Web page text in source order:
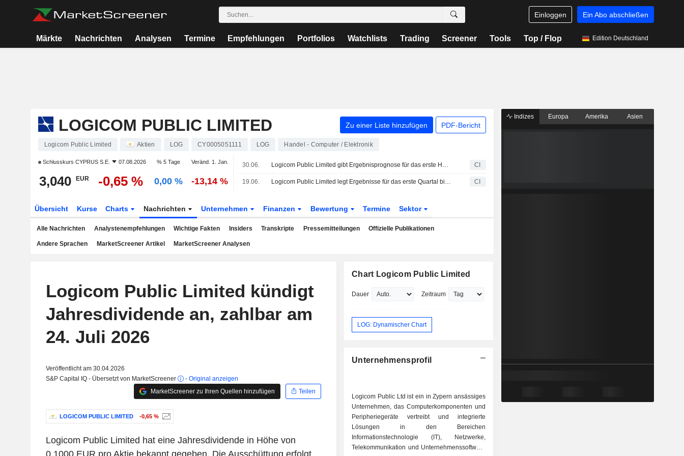
Einloggen Ein Abo abschließen
Märkte Nachrichten Analysen Termine Empfehlungen Portfolios Watchlists Trading Screener Tools Top / Flop Edition Deutschland
LOGICOM PUBLIC LIMITED Zu einer Liste hinzufügen PDF-Bericht
Logicom Public Limited Aktien LOG CY0005051111 LOG Handel - Computer / Elektronik
Schlusskurs CYPRUS S.E. 07.08.2026 % 5 Tage Veränd. 1. Jan.
3,040 EUR -0,65 % 0,00 % -13,14 %
30.06. Logicom Public Limited gibt Ergebnisprognose für das erste Halbjahr 2026 ab CI
19.06. Logicom Public Limited legt Ergebnisse für das erste Quartal bis zum 31. März 2026 vor CI
Übersicht Kurse Charts Nachrichten Unternehmen Finanzen Bewertung Termine Sektor
Alle Nachrichten Analystenempfehlungen Wichtige Fakten Insiders Transkripte Pressemitteilungen Offizielle Publikationen
Andere Sprachen MarketScreener Artikel MarketScreener Analysen
Logicom Public Limited kündigt
Jahresdividende an, zahlbar am
24. Juli 2026
Veröffentlicht am 30.04.2026
S&P Capital IQ - Übersetzt von MarketScreener
- Original anzeigen
MarketScreener zu Ihren Quellen hinzufügen
Teilen
LOGICOM PUBLIC LIMITED -0,65 %
Logicom Public Limited hat eine Jahresdividende in Höhe von
Chart Logicom Public Limited
Dauer Zeitraum
LOG: Dynamischer Chart
Unternehmensprofil
Logicom Public Ltd ist ein in Zypern ansässiges
Unternehmen, das Computerkomponenten und
Peripheriegeräte vertreibt und integrierte
Lösungen in den Bereichen
Informationstechnologie (IT), Netzwerke,
Telekommunikation und Unternehmenssoftware
Indizes Europa Amerika Asien